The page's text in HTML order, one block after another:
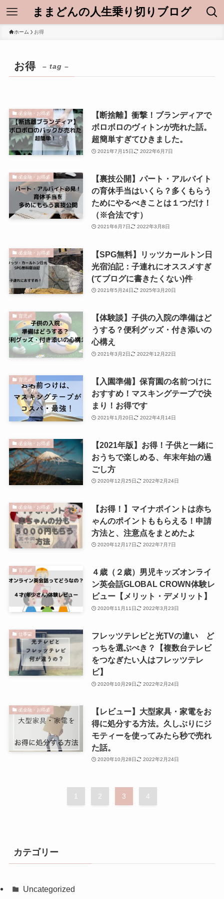
ままどんの人生乗り切りブログ
ホーム お得
お得 – tag –
💰金融・お得💰
【断捨離】衝撃！ブランディアで
ボロボロのヴィトンが売れた話。
超簡単すぎてひきました。
2021年7月15日 2022年6月7日
💰金融・お得💰
【裏技公開】パート・アルバイト
の育休手当はいくら？多くもらう
ためにやるべきことは１つだけ！
（※合法です）
2021年6月7日 2022年3月8日
💰金融・お得💰
【SPG無料】リッツカールトン日
光宿泊記：子連れにオススメすぎ
(てブログに書きたくない)件
2021年5月24日 2025年3月20日
育児👶
【体験談】子供の入院の準備はど
うする？便利グッズ・付き添いの
心構え
2021年3月2日 2022年12月22日
育児👶
【入園準備】保育園の名前つけに
おすすめ！マスキングテープで決
まり！お得です
2021年1月20日 2022年4月14日
💰金融・お得💰
【2021年版】お得！子供と一緒に
おうちで楽しめる、年末年始の過
ごし方
2020年12月25日 2022年2月24日
💰金融・お得💰
【お得！】マイナポイントは赤ち
ゃんのポイントももらえる！申請
方法と、注意点をまとめたよ
2020年12月17日 2022年7月7日
育児👶
４歳（２歳）男児キッズオンライ
ン英会話GLOBAL CROWN体験レ
ビュー【メリット・デメリット】
2020年11月11日 2022年3月23日
仕事💻
フレッツテレビと光TVの違い ど
っちを選ぶべき？【複数台テレビ
をつなぎたい人はフレッツテレ
ビ】
2020年10月29日 2022年2月24日
💰金融・お得💰
【レビュー】大型家具・家電をお
得に処分する方法。久しぶりにジ
モティーを使ってみたら秒で売れ
た話。
2020年10月28日 2022年2月24日
1 2 3 4
カテゴリー
Uncategorized